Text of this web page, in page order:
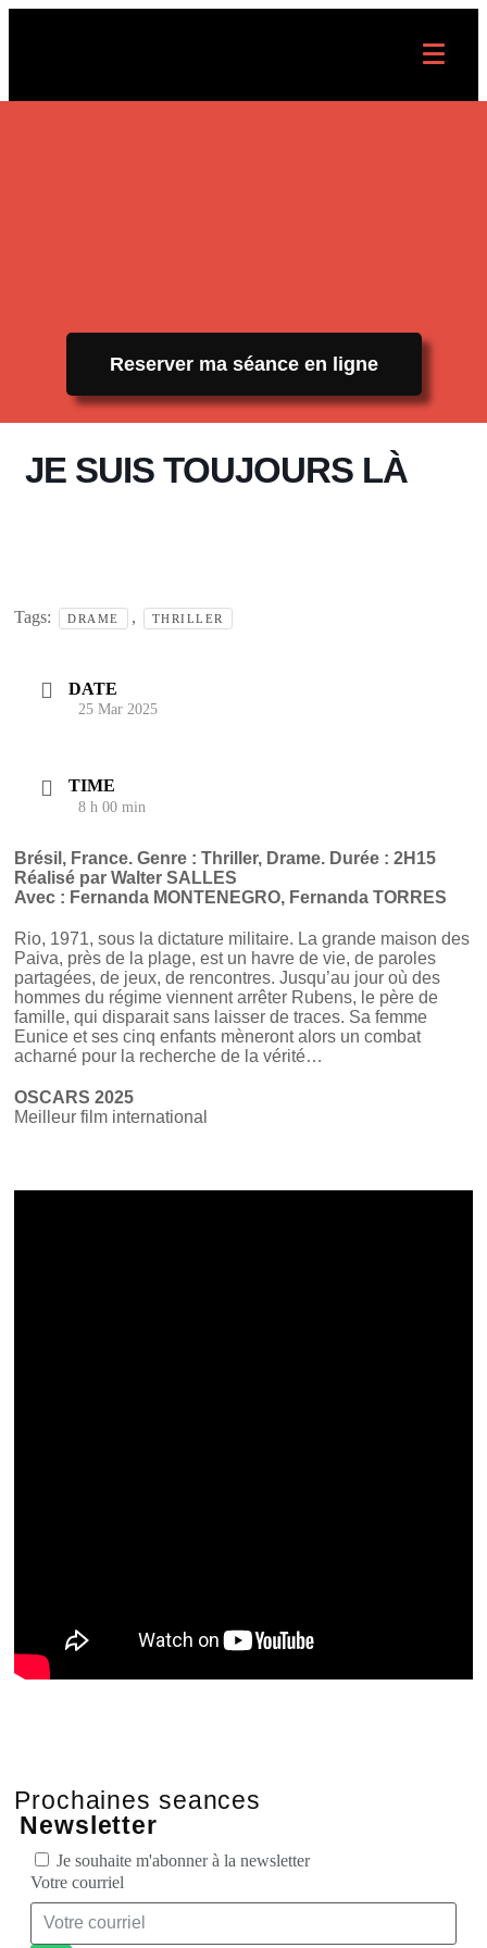
JE SUIS TOUJOURS LÀ
Tags: DRAME , THRILLER
DATE
25 Mar 2025
TIME
8 h 00 min
Brésil, France. Genre : Thriller, Drame. Durée : 2H15
Réalisé par Walter SALLES
Avec : Fernanda MONTENEGRO, Fernanda TORRES
Rio, 1971, sous la dictature militaire. La grande maison des
Paiva, près de la plage, est un havre de vie, de paroles
partagées, de jeux, de rencontres. Jusqu’au jour où des
hommes du régime viennent arrêter Rubens, le père de
famille, qui disparait sans laisser de traces. Sa femme
Eunice et ses cinq enfants mèneront alors un combat
acharné pour la recherche de la vérité…
OSCARS 2025
Meilleur film international
Prochaines seances
Reserver ma séance en ligne
Newsletter
Je souhaite m'abonner à la newsletter
Votre courriel